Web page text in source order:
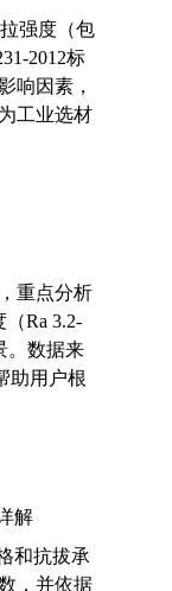
强度（包
2012标
响因素，
工业选材
重点分析
Ra 3.2-
。数据来
助用户根
解
和抗拔承
，并依据